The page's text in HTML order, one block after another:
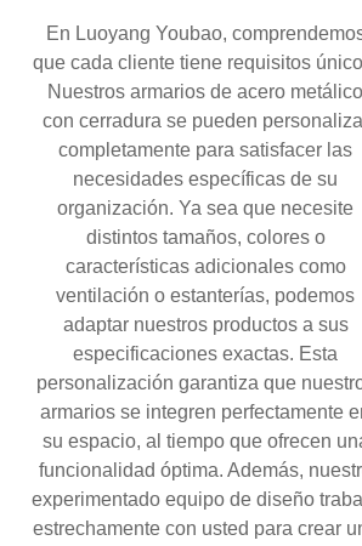
En Luoyang Youbao,
que cada cliente tiene requisitos
Nuestros armarios de acero metálico
con cerradura se pueden
completamente para satisfacer las
necesidades específicas de su
organización. Ya sea que necesite
distintos tamaños, colores o
características adicionales como
ventilación o estanterías, podemos
adaptar nuestros productos a sus
especificaciones exactas. Esta
personalización garantiza que
armarios se integren perfectamente
su espacio, al tiempo que ofrecen
funcionalidad óptima. Además,
experimentado equipo de diseño
estrechamente con usted para crear